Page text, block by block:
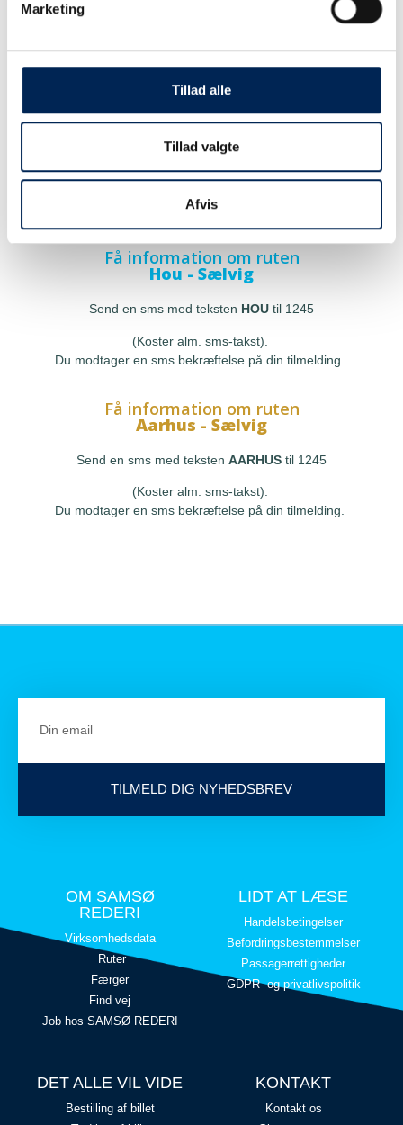
Marketing
Tillad alle
Tillad valgte
Afvis
Få information om ruten
Hou - Sælvig
Send en sms med teksten HOU til 1245
(Koster alm. sms-takst).
Du modtager en sms bekræftelse på din tilmelding.
Få information om ruten
Aarhus - Sælvig
Send en sms med teksten AARHUS til 1245
(Koster alm. sms-takst).
Du modtager en sms bekræftelse på din tilmelding.
TILMELD DIG NYHEDSBREV
OM SAMSØ
REDERI
Virksomhedsdata
Ruter
Færger
Find vej
Job hos SAMSØ REDERI
LIDT AT LÆSE
Handelsbetingelser
Befordringsbestemmelser
Passagerrettigheder
GDPR- og privatlivspolitik
DET ALLE VIL VIDE
Bestilling af billet
KONTAKT
Kontakt os